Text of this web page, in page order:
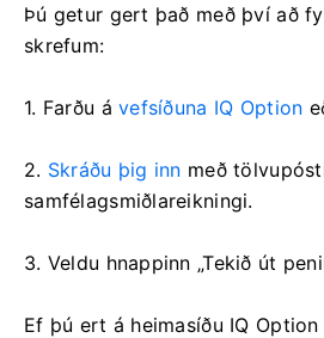
Þú getur gert það með því að
skrefum:
1. Farðu ávefsíðuna IQ Option
2. Skráðu þig inn með
samfélagsmiðlareikningi.
3. Veldu hnappinn „Tekið út
Ef þú ert á heimasíðu IQ Option